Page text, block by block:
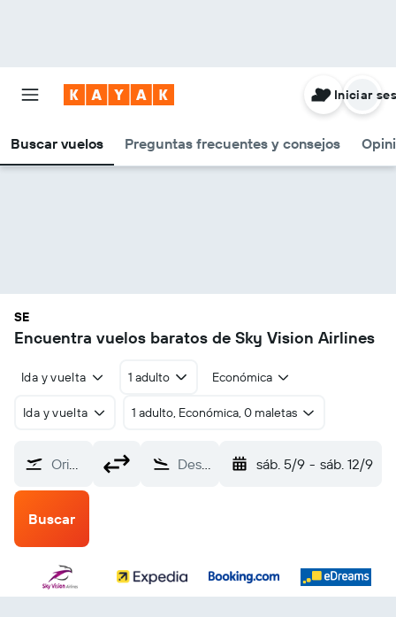
Buscar vuelos Preguntas frecuentes y consejos
Iniciar
SE
Encuentra vuelos baratos de Sky Vision Airlines
Ida y vuelta 1 adulto Económica
Ida y vuelta 1 adulto, Económica, 0 maletas
Origen Destino sáb. 5/9 - sáb. 12/9
Buscar